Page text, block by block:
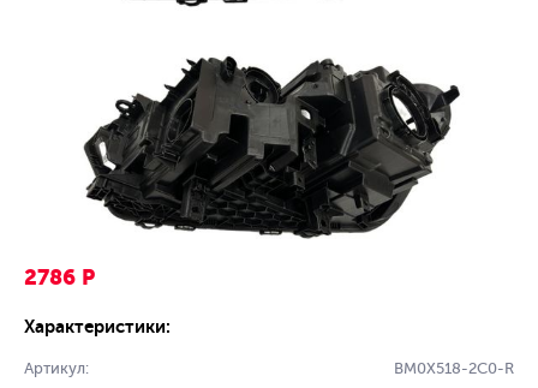
2786 Р
Характеристики:
Артикул: BM0X518-2C0-R